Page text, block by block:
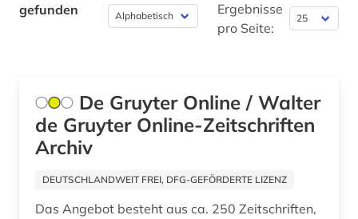
gefunden
Ergebnisse
pro Seite:
De Gruyter Online / Walter
de Gruyter Online-Zeitschriften
Archiv
DEUTSCHLANDWEIT FREI, DFG-GEFÖRDERTE LIZENZ
Das Angebot besteht aus ca. 250 Zeitschriften,